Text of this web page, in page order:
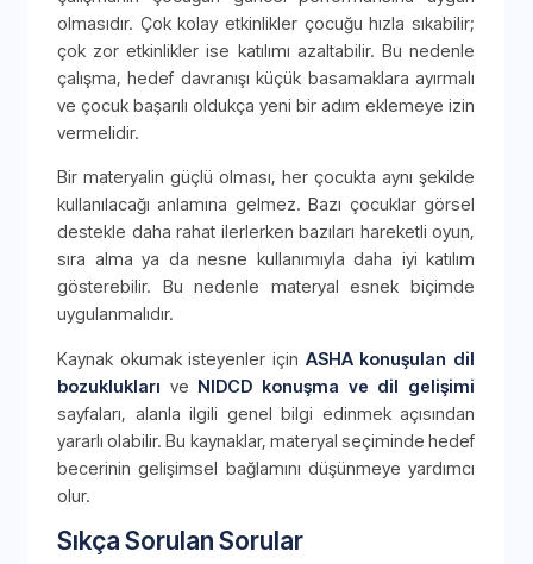
olmasıdır. Çok kolay etkinlikler çocuğu hızla sıkabilir;
çok zor etkinlikler ise katılımı azaltabilir. Bu nedenle
çalışma, hedef davranışı küçük basamaklara ayırmalı
ve çocuk başarılı oldukça yeni bir adım eklemeye izin
vermelidir.
Bir materyalin güçlü olması, her çocukta aynı şekilde
kullanılacağı anlamına gelmez. Bazı çocuklar görsel
destekle daha rahat ilerlerken bazıları hareketli oyun,
sıra alma ya da nesne kullanımıyla daha iyi katılım
gösterebilir. Bu nedenle materyal esnek biçimde
uygulanmalıdır.
Kaynak okumak isteyenler için ASHA konuşulan dil
bozuklukları ve NIDCD konuşma ve dil gelişimi
sayfaları, alanla ilgili genel bilgi edinmek açısından
yararlı olabilir. Bu kaynaklar, materyal seçiminde hedef
becerinin gelişimsel bağlamını düşünmeye yardımcı
olur.
Sıkça Sorulan Sorular